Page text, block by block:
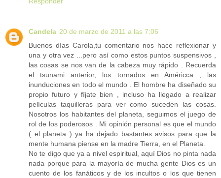
Candela 20 de marzo de 2011 a las 7:06
Buenos días Carola,tu comentario nos hace reflexionar y
una y otra vez ...pero así como estos puntos suspensivos ,
las cosas se nos van de la cabeza muy rápido . Recuerda
el tsunami anterior, los tornados en Américca , las
inunduciones en todo el mundo . El hombre ha diseñado su
propio futuro y fíjate bien , incluso ha llegado a realizar
películas taquilleras para ver como suceden las cosas.
Nosotros los habitantes del planeta, seguimos el juego de
rol de los poderosos . Mi opinión personal es que el mundo
( el planeta ) ya ha dejado bastantes avisos para que la
mente humana piense en la madre Tierra, en el Planeta.
No te digo que ya a nivel espiritual, aquí Dios no pinta nada
nada porque para la mayoría de mucha gente Dios es un
cuento de los fanáticos y de los incultos o los que tienen